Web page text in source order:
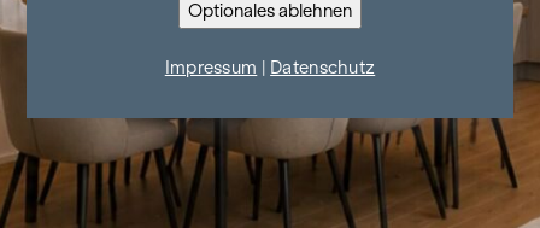
Optionales ablehnen
Impressum Datenschutz